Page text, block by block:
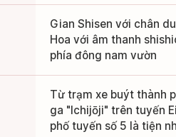
Gian Shisen với chân
Hoa với âm thanh
phía đông nam vườn
Từ trạm xe buýt thành
ga "Ichijōji" trên tuyến
phố tuyến số 5 là tiện